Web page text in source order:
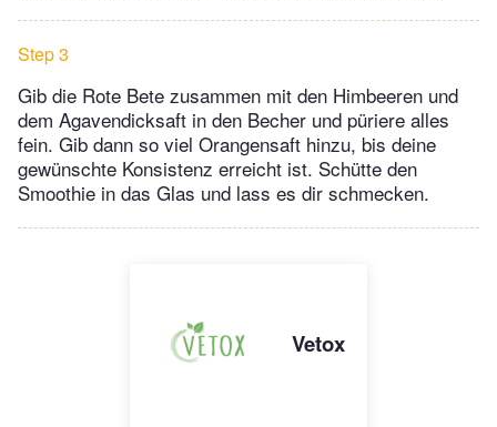
Step 3
Gib die Rote Bete zusammen mit den Himbeeren und
dem Agavendicksaft in den Becher und püriere alles
fein. Gib dann so viel Orangensaft hinzu, bis deine
gewünschte Konsistenz erreicht ist. Schütte den
Smoothie in das Glas und lass es dir schmecken.
Vetox